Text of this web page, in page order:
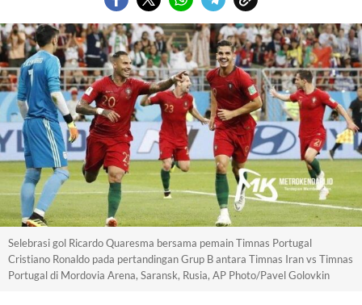
Selebrasi gol Ricardo Quaresma bersama pemain Timnas Portugal
Cristiano Ronaldo pada pertandingan Grup B antara Timnas Iran vs Timnas
Portugal di Mordovia Arena, Saransk, Rusia, AP Photo/Pavel Golovkin